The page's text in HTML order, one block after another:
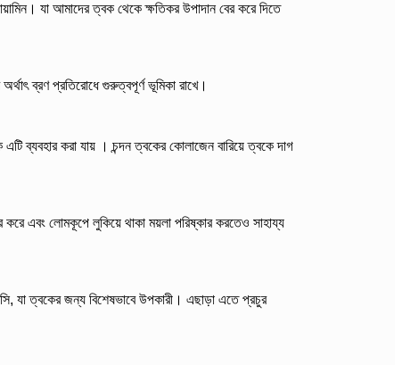
যা আমাদের ত্বক থেকে ক্ষতিকর উপাদান বের করে দিতে
ব্রণ প্রতিরোধে গুরুত্বপূর্ণ ভূমিকা রাখে।
ব্যবহার করা যায় । চন্দন ত্বকের কোলাজেন বারিয়ে ত্বকে দাগ
করে এবং লোমকূপে লুকিয়ে থাকা ময়লা পরিষ্কার করতেও সাহায্য
যা ত্বকের জন্য বিশেষভাবে উপকারী। এছাড়া এতে প্রচুর